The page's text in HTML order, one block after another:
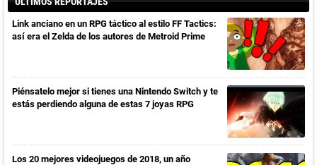
Link anciano en un RPG táctico al estilo FF Tactics:
así era el Zelda de los autores de Metroid Prime
Piénsatelo mejor si tienes una Nintendo Switch y te
estás perdiendo alguna de estas 7 joyas RPG
Los 20 mejores videojuegos de 2018, un año